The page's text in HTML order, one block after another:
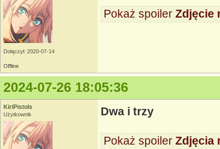
Dołączył: 2020-07-14
Pokaż spoiler Zdjęcie
Offline
2024-07-26 18:05:36
KiriPistols
Użytkownik Dwa i trzy
Pokaż spoiler Zdjęcia